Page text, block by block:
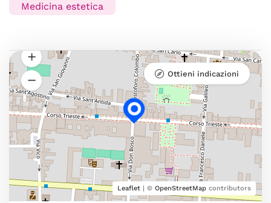
Medicina estetica
Leaflet | © OpenStreetMap contributors
Ottieni indicazioni